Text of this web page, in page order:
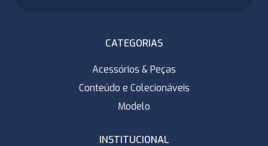
CATEGORIAS
Acessórios & Peças
Conteúdo e Colecionáveis
Modelo
INSTITUCIONAL